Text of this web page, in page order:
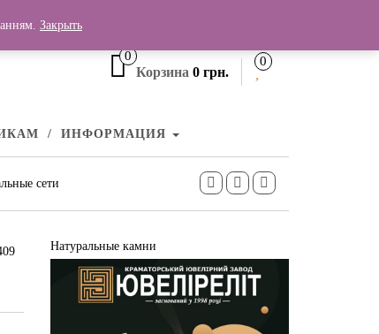
0
Корзина 0 грн.
0
ИНФОРМАЦИЯ
сети
Натуральные камни
Закрыть